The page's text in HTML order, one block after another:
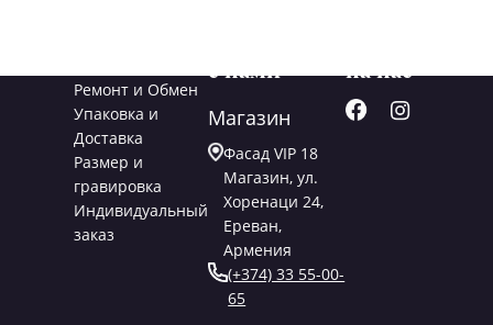
Ремонт и Обмен
Упаковка и
Доставка
Размер и
гравировка
Индивидуальный
заказ
с нами
Магазин
Фасад VIP 18
Магазин, ул.
Хоренаци 24,
Ереван,
Армения
(+374) 33 55-00-
65
на нас